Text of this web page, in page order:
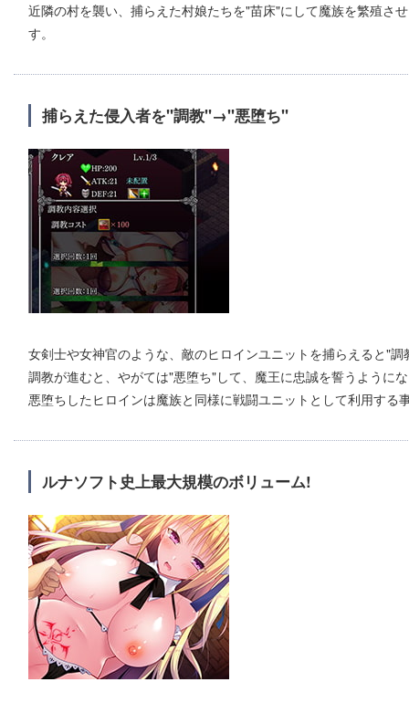
近隣の村を襲い、捕らえた村娘たちを"苗床"にして魔族を繁殖さ
す。
捕らえた侵入者を"調教"→"悪堕ち"
女剣士や女神官のような、敵のヒロインユニットを捕らえると"
調教が進むと、やがては"悪堕ち"して、魔王に忠誠を誓うように
悪堕ちしたヒロインは魔族と同様に戦闘ユニットとして利用する
ルナソフト史上最大規模のボリューム!